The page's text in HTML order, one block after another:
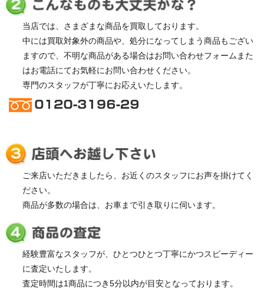
当店では、さまざまな商品を買取しております。
中には買取対象外の商品や、処分になってしまう商品もござい
ますので、不明な商品がある場合はお問い合わせフォームまた
はお電話にてお気軽にお問い合わせください。
専門のスタッフが丁寧にお応えいたします。
ご来店いただきましたら、お近くのスタッフにお声を掛けてく
ださい。
商品が多数の場合は、お車まで引き取りに伺います。
経験豊富なスタッフが、ひとつひとつ丁寧にかつスピーディー
に査定いたします。
査定時間は1商品につき5分以内が目安となっております。